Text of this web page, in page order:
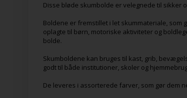
Disse bløde skumbolde er velegnede til sikker
Boldene er fremstillet i let skummateriale, som
oplagte til børn, motoriske aktiviteter og
bolde.
Skumboldene kan bruges til kast, grib,
godt til både institutioner, skoler og
De leveres i assorterede farver, som gør dem